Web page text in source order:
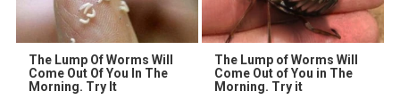
The Lump Of Worms Will
Come Out Of You In The
Morning. Try It
The Lump of Worms Will
Come Out of You in The
Morning. Try it